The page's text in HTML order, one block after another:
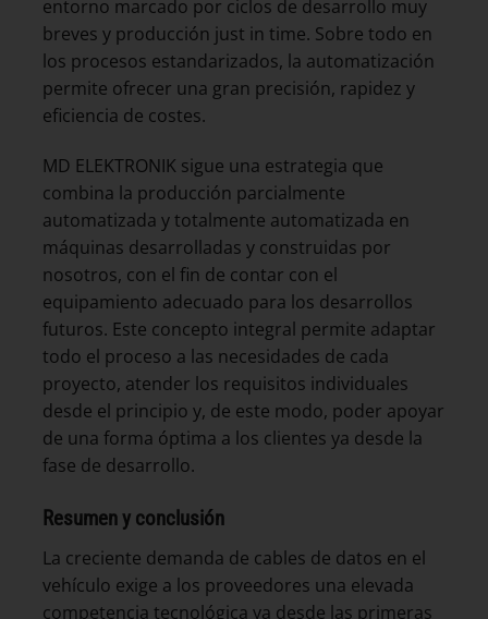
entorno marcado por ciclos de desarrollo muy
breves y producción just in time. Sobre todo en
los procesos estandarizados, la automatización
permite ofrecer una gran precisión, rapidez y
eficiencia de costes.
MD ELEKTRONIK sigue una estrategia que
combina la producción parcialmente
automatizada y totalmente automatizada en
máquinas desarrolladas y construidas por
nosotros, con el fin de contar con el
equipamiento adecuado para los desarrollos
futuros. Este concepto integral permite adaptar
todo el proceso a las necesidades de cada
proyecto, atender los requisitos individuales
desde el principio y, de este modo, poder apoyar
de una forma óptima a los clientes ya desde la
fase de desarrollo.
Resumen y conclusión
La creciente demanda de cables de datos en el
vehículo exige a los proveedores una elevada
competencia tecnológica ya desde las primeras